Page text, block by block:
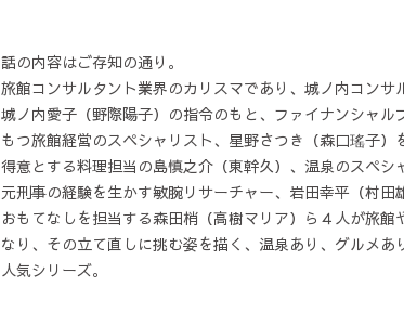
話の内容はご存知の通り。
旅館コンサルタント業界のカリスマであり、城ノ内コンサ
城ノ内愛子（野際陽子）の指令のもと、ファイナンシャル
もつ旅館経営のスペシャリスト、星野さつき（森口瑤子）
得意とする料理担当の島慎之介（東幹久）、温泉のスペシ
元刑事の経験を生かす敏腕リサーチャー、岩田幸平（村田
おもてなしを担当する森田梢（高樹マリア）ら４人が旅館
なり、その立て直しに挑む姿を描く、温泉あり、グルメあ
人気シリーズ。